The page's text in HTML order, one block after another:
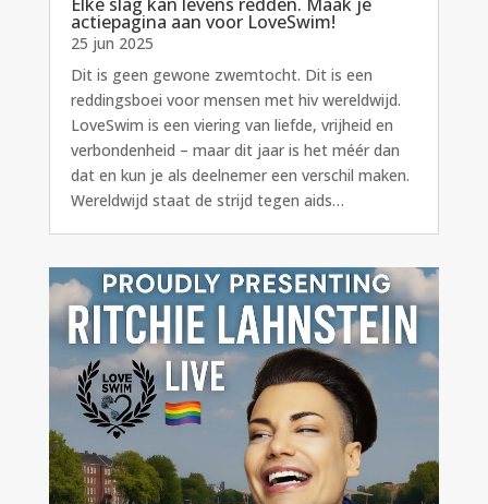
actiepagina aan voor LoveSwim!
25 jun 2025
Dit is geen gewone zwemtocht. Dit is een
reddingsboei voor mensen met hiv wereldwijd.
LoveSwim is een viering van liefde, vrijheid en
verbondenheid – maar dit jaar is het méér dan
dat en kun je als deelnemer een verschil maken.
Wereldwijd staat de strijd tegen aids…